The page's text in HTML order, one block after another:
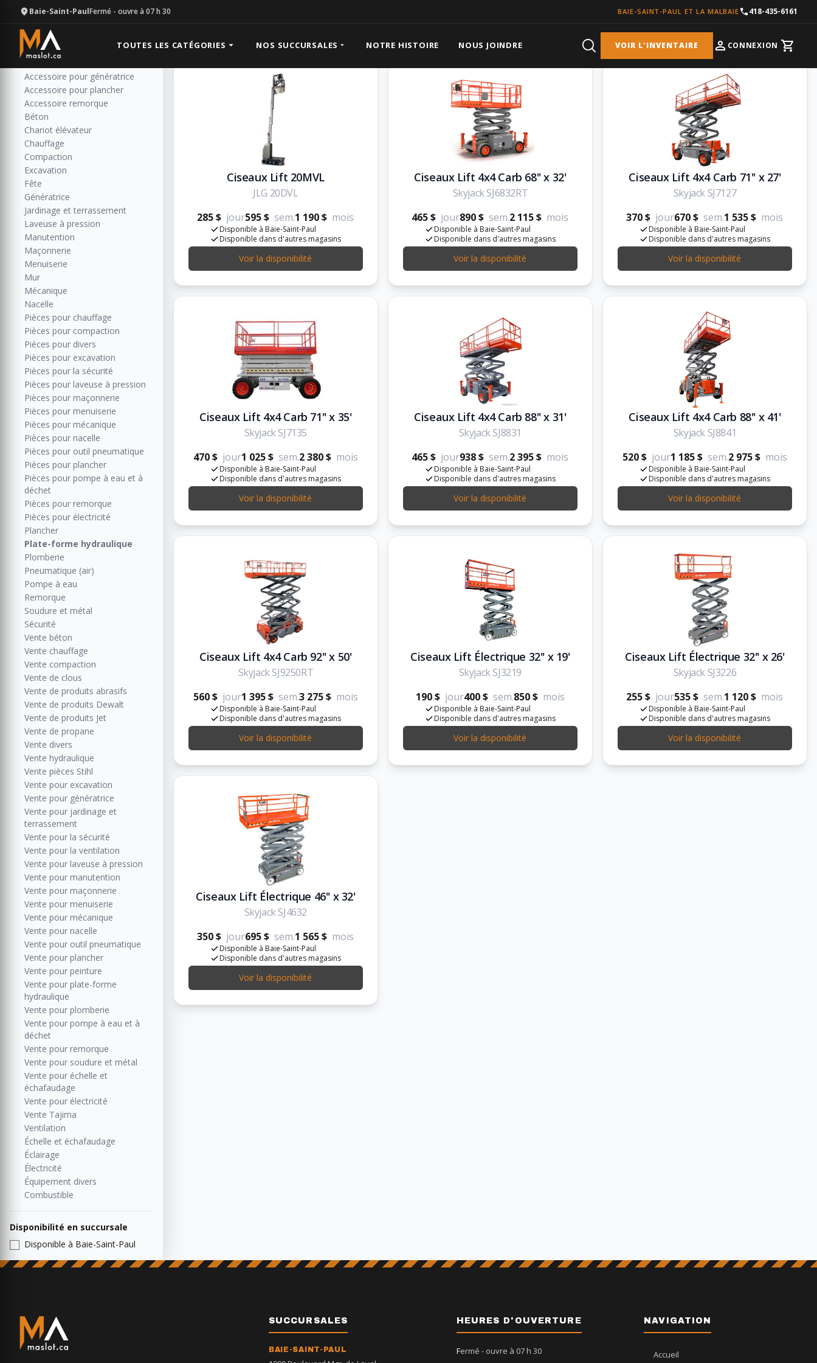
Baie-Saint-PaulFermé - ouvre à 07 h 30 BAIE-SAINT-PAUL ET LA MALBAIE 418-435-6161
TOUTES LES CATÉGORIES NOS SUCCURSALES NOTRE HISTOIRE NOUS JOINDRE VOIR L'INVENTAIRE CONNEXION Cart
Catégories
Toutes les catégories
Accessoire pour génératrice
Accessoire pour plancher
Accessoire remorque
Béton
Chariot élévateur
Chauffage
Compaction
Excavation
Fête
Génératrice
Jardinage et terrassement
Laveuse à pression
Manutention
Maçonnerie
Menuiserie
Mur
Mécanique
Nacelle
Pièces pour chauffage
Pièces pour compaction
Pièces pour divers
Pièces pour excavation
Pièces pour la sécurité
Pièces pour laveuse à pression
Pièces pour maçonnerie
Pièces pour menuiserie
Pièces pour mécanique
Pièces pour nacelle
Pièces pour outil pneumatique
Pièces pour plancher
Pièces pour pompe à eau et à
déchet
Pièces pour remorque
Pièces pour électricité
Plancher
Plate-forme hydraulique
Plomberie
Pneumatique (air)
Pompe à eau
Remorque
Soudure et métal
Sécurité
Vente béton
Vente chauffage
Vente compaction
Vente de clous
Vente de produits abrasifs
Vente de produits Dewalt
Vente de produits Jet
Vente de propane
Vente divers
Vente hydraulique
Vente pièces Stihl
Vente pour excavation
Vente pour génératrice
Vente pour jardinage et
terrassement
Vente pour la sécurité
Vente pour la ventilation
Vente pour laveuse à pression
Vente pour manutention
Vente pour maçonnerie
Vente pour menuiserie
Vente pour mécanique
Vente pour nacelle
Vente pour outil pneumatique
Vente pour plancher
Vente pour peinture
Vente pour plate-forme
hydraulique
Vente pour plomberie
Vente pour pompe à eau et à
déchet
Vente pour remorque
Vente pour soudure et métal
Vente pour échelle et
échafaudage
Vente pour électricité
Vente Tajima
Ventilation
Échelle et échafaudage
Éclairage
Électricité
Équipement divers
Combustible
Disponibilité en succursale
Disponible à Baie-Saint-Paul
Résultats: 10
Ciseaux Lift 20MVL
JLG 20DVL
285 $ jour595 $ sem.1 190 $ mois
Disponible à Baie-Saint-Paul
Disponible dans d'autres magasins
Voir la disponibilité
Ciseaux Lift 4x4 Carb 68'' x 32'
Skyjack SJ6832RT
465 $ jour890 $ sem.2 115 $ mois
Disponible à Baie-Saint-Paul
Disponible dans d'autres magasins
Voir la disponibilité
Ciseaux Lift 4x4 Carb 71'' x 27'
Skyjack SJ7127
370 $ jour670 $ sem.1 535 $ mois
Disponible à Baie-Saint-Paul
Disponible dans d'autres magasins
Voir la disponibilité
Ciseaux Lift 4x4 Carb 71'' x 35'
Skyjack SJ7135
470 $ jour1 025 $ sem.2 380 $ mois
Disponible à Baie-Saint-Paul
Disponible dans d'autres magasins
Voir la disponibilité
Ciseaux Lift 4x4 Carb 88'' x 31'
Skyjack SJ8831
465 $ jour938 $ sem.2 395 $ mois
Disponible à Baie-Saint-Paul
Disponible dans d'autres magasins
Voir la disponibilité
Ciseaux Lift 4x4 Carb 88'' x 41'
Skyjack SJ8841
520 $ jour1 185 $ sem.2 975 $ mois
Disponible à Baie-Saint-Paul
Disponible dans d'autres magasins
Voir la disponibilité
Ciseaux Lift 4x4 Carb 92'' x 50'
Skyjack SJ9250RT
560 $ jour1 395 $ sem.3 275 $ mois
Disponible à Baie-Saint-Paul
Disponible dans d'autres magasins
Voir la disponibilité
Ciseaux Lift Électrique 32'' x 19'
Skyjack SJ3219
190 $ jour400 $ sem.850 $ mois
Disponible à Baie-Saint-Paul
Disponible dans d'autres magasins
Voir la disponibilité
Ciseaux Lift Électrique 32'' x 26'
Skyjack SJ3226
255 $ jour535 $ sem.1 120 $ mois
Disponible à Baie-Saint-Paul
Disponible dans d'autres magasins
Voir la disponibilité
Ciseaux Lift Électrique 46'' x 32'
Skyjack SJ4632
350 $ jour695 $ sem.1 565 $ mois
Disponible à Baie-Saint-Paul
Disponible dans d'autres magasins
Voir la disponibilité
SUCCURSALES
BAIE-SAINT-PAUL
HEURES D'OUVERTURE
Fermé - ouvre à 07 h 30
NAVIGATION
Accueil